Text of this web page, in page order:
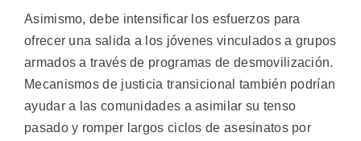
Asimismo, debe intensificar los esfuerzos para
ofrecer una salida a los jóvenes vinculados a grupos
armados a través de programas de desmovilización.
Mecanismos de justicia transicional también podrían
ayudar a las comunidades a asimilar su tenso
pasado y romper largos ciclos de asesinatos por